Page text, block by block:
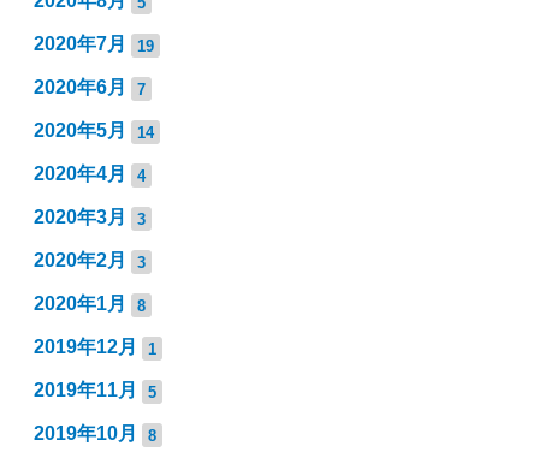
2020年7月 19
2020年6月 7
2020年5月 14
2020年4月 4
2020年3月 3
2020年2月 3
2020年1月 8
2019年12月 1
2019年11月 5
2019年10月 8